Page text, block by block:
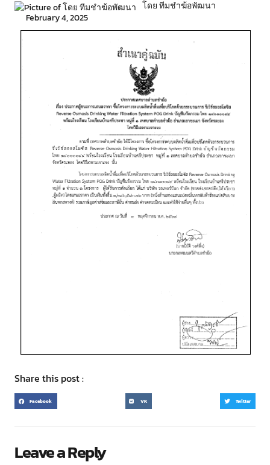
โดย ทีมชำฆ้อพัฒนา
February 4, 2025
Share this post :
Facebook VK Twitter
Leave a Reply